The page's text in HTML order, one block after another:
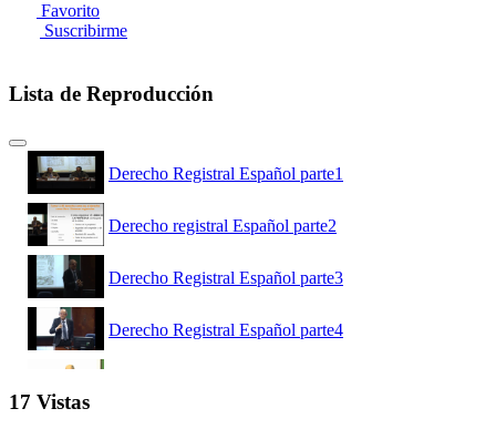
Favorito
Suscribirme
Lista de Reproducción
Derecho Registral Español parte1
Derecho registral Español parte2
Derecho Registral Español parte3
Derecho Registral Español parte4
17 Vistas